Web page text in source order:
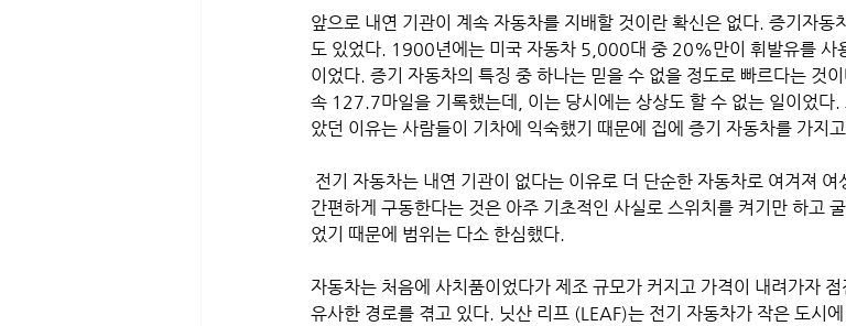
앞으로 내연 기관이 계속 자동차를 지배할 것이란 확신은 없다. 증기자동
도 있었다. 1900년에는 미국 자동차 5,000대 중 20%만이 휘발유를 사
이었다. 증기 자동차의 특징 중 하나는 믿을 수 없을 정도로 빠르다는 것
속 127.7마일을 기록했는데, 이는 당시에는 상상도 할 수 없는 일이었다
았던 이유는 사람들이 기차에 익숙했기 때문에 집에 증기 자동차를 가지
전기 자동차는 내연 기관이 없다는 이유로 더 단순한 자동차로 여겨져
간편하게 구동한다는 것은 아주 기초적인 사실로 스위치를 켜기만 하고
었기 때문에 범위는 다소 한심했다.
자동차는 처음에 사치품이었다가 제조 규모가 커지고 가격이 내려가자
유사한 경로를 겪고 있다. 닛산 리프 (LEAF)는 전기 자동차가 작은 도시